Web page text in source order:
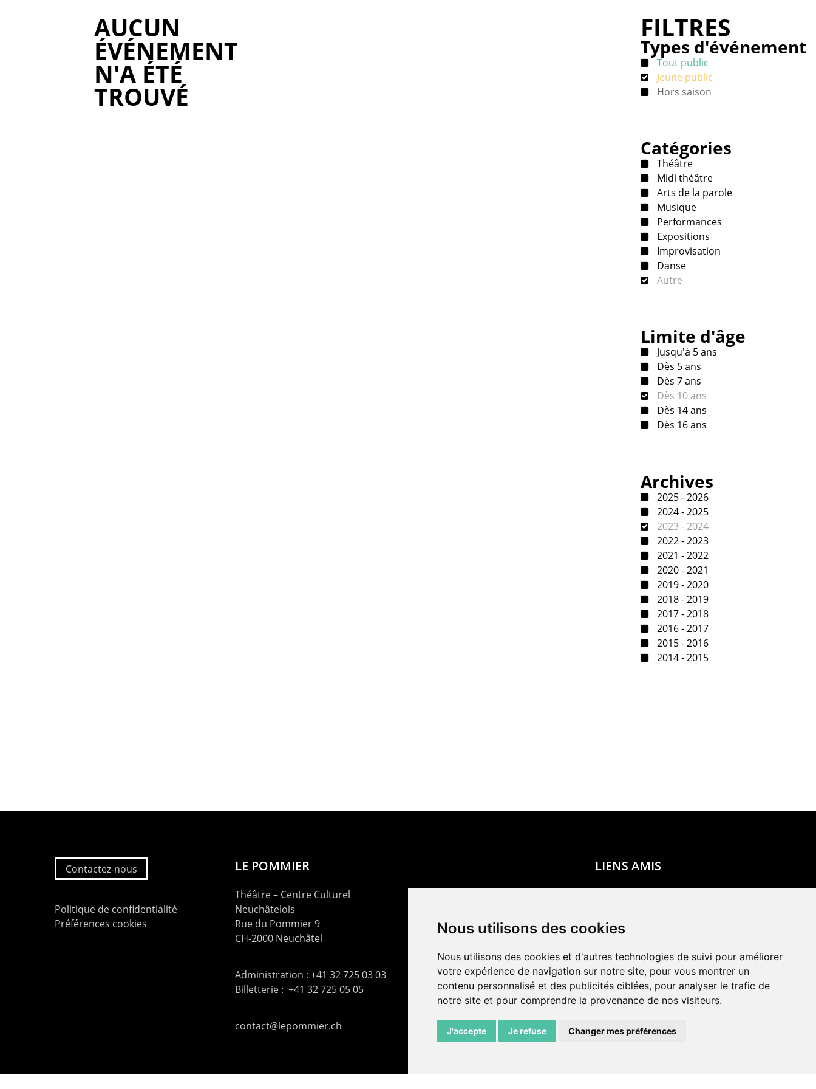
Nous utilisons des cookies
Nous utilisons des cookies et d'autres technologies de suivi pour améliorer
votre expérience de navigation sur notre site, pour vous montrer un
contenu personnalisé et des publicités ciblées, pour analyser le trafic de
notre site et pour comprendre la provenance de nos visiteurs.
J'accepte Je refuse Changer mes préférences
AUCUN
ÉVÉNEMENT
N'A ÉTÉ
TROUVÉ
FILTRES
Types d'événement
Tout public
Jeune public
Hors saison
Catégories
Théâtre
Midi théâtre
Arts de la parole
Musique
Performances
Expositions
Improvisation
Danse
Autre
Limite d'âge
Jusqu'à 5 ans
Dès 5 ans
Dès 7 ans
Dès 10 ans
Dès 14 ans
Dès 16 ans
Archives
2025 - 2026
2024 - 2025
2023 - 2024
2022 - 2023
2021 - 2022
2020 - 2021
2019 - 2020
2018 - 2019
2017 - 2018
2016 - 2017
2015 - 2016
2014 - 2015
Contactez-nous
Politique de confidentialité
Préférences cookies
LE POMMIER
Théâtre – Centre Culturel
Neuchâtelois
Rue du Pommier 9
CH-2000 Neuchâtel
Administration : +41 32 725 03 03
Billetterie : +41 32 725 05 05
contact@lepommier.ch
LIENS AMIS